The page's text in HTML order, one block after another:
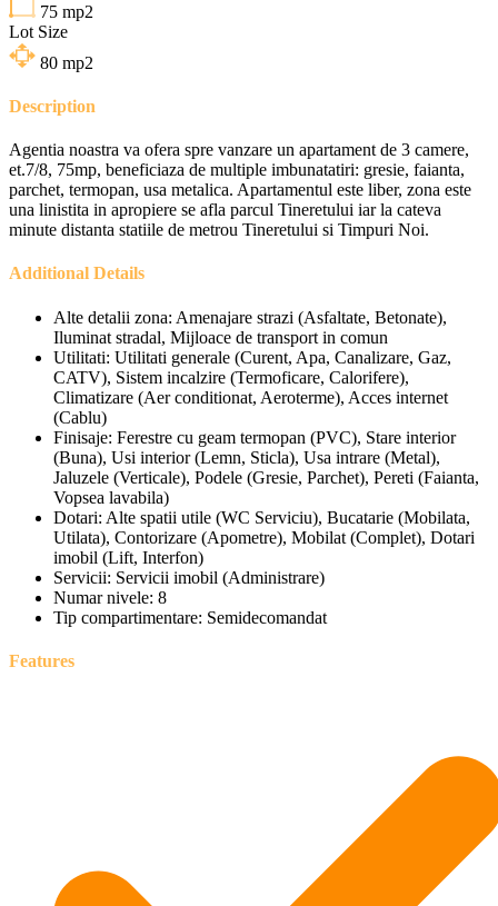
75 mp2
Lot Size
80 mp2
Description
Agentia noastra va ofera spre vanzare un apartament de 3 camere,
et.7/8, 75mp, beneficiaza de multiple imbunatatiri: gresie, faianta,
parchet, termopan, usa metalica. Apartamentul este liber, zona este
una linistita in apropiere se afla parcul Tineretului iar la cateva
minute distanta statiile de metrou Tineretului si Timpuri Noi.
Additional Details
Alte detalii zona: Amenajare strazi (Asfaltate, Betonate),
Iluminat stradal, Mijloace de transport in comun
Utilitati: Utilitati generale (Curent, Apa, Canalizare, Gaz,
CATV), Sistem incalzire (Termoficare, Calorifere),
Climatizare (Aer conditionat, Aeroterme), Acces internet
(Cablu)
Finisaje: Ferestre cu geam termopan (PVC), Stare interior
(Buna), Usi interior (Lemn, Sticla), Usa intrare (Metal),
Jaluzele (Verticale), Podele (Gresie, Parchet), Pereti (Faianta,
Vopsea lavabila)
Dotari: Alte spatii utile (WC Serviciu), Bucatarie (Mobilata,
Utilata), Contorizare (Apometre), Mobilat (Complet), Dotari
imobil (Lift, Interfon)
Servicii: Servicii imobil (Administrare)
Numar nivele: 8
Tip compartimentare: Semidecomandat
Features